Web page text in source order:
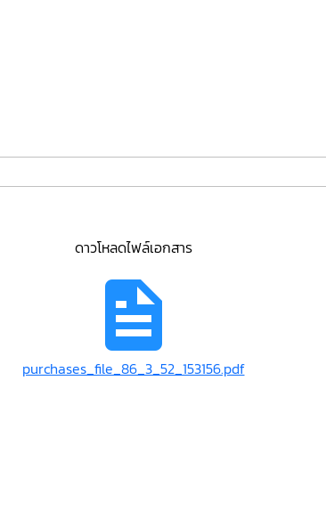
ดาวโหลดไฟล์เอกสาร
purchases_file_86_3_52_153156.pdf